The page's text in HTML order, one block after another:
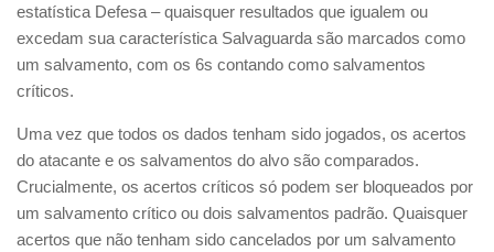
estatística Defesa – quaisquer resultados que igualem ou
excedam sua característica Salvaguarda são marcados como
um salvamento, com os 6s contando como salvamentos
críticos.
Uma vez que todos os dados tenham sido jogados, os acertos
do atacante e os salvamentos do alvo são comparados.
Crucialmente, os acertos críticos só podem ser bloqueados por
um salvamento crítico ou dois salvamentos padrão. Quaisquer
acertos que não tenham sido cancelados por um salvamento